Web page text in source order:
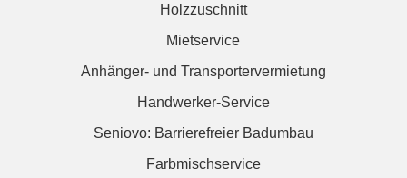
Holzzuschnitt
Mietservice
Anhänger- und Transportervermietung
Handwerker-Service
Seniovo: Barrierefreier Badumbau
Farbmischservice